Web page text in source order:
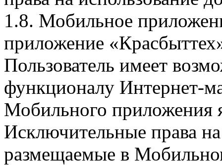
1.8. Мобильное
приложение
Пользователь имеет
функционалу Интернет-
Мобильного приложения
Исключительные права
размещаемые в